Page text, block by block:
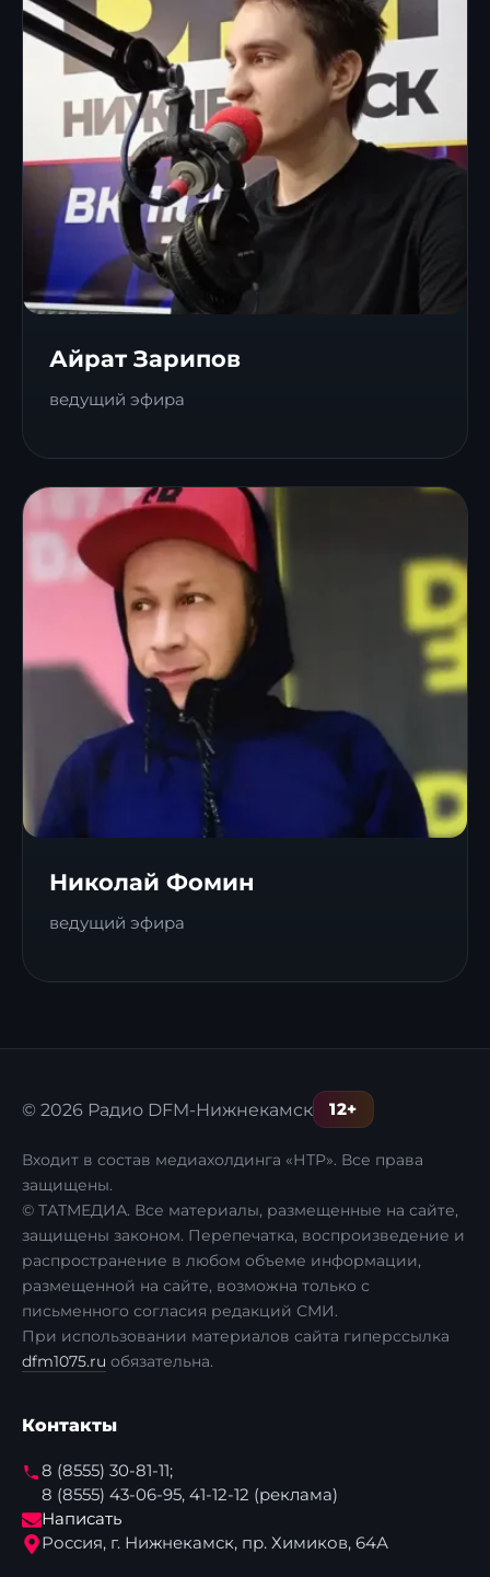
Айрат Зарипов
ведущий эфира
Николай Фомин
ведущий эфира
© 2026 Радио DFM-Нижнекамск 12+
Входит в состав медиахолдинга «НТР». Все права
защищены.
© ТАТМЕДИА. Все материалы, размещенные на сайте,
защищены законом. Перепечатка, воспроизведение и
распространение в любом объеме информации,
размещенной на сайте, возможна только с
письменного согласия редакций СМИ.
При использовании материалов сайта гиперссылка
dfm1075.ru обязательна.
Контакты
8 (8555) 30-81-11;
8 (8555) 43-06-95, 41-12-12 (реклама)
Написать
Россия, г. Нижнекамск, пр. Химиков, 64А